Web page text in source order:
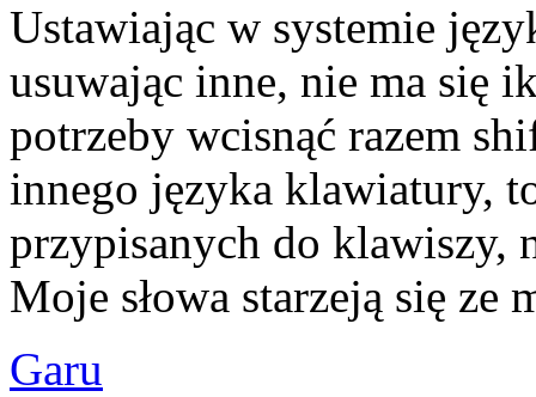
Ustawiając w systemie
usuwając inne, nie ma się
potrzeby wcisnąć razem
innego języka klawiatury,
przypisanych do klawiszy,
Moje słowa starzeją się ze
Garu